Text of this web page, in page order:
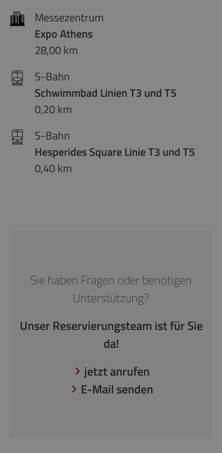
Messezentrum
Expo Athens
28,00 km
S-Bahn
Schwimmbad Linien T3 und T5
0,20 km
S-Bahn
Hesperides Square Linie T3 und T5
0,40 km
Sie haben Fragen oder benötigen
Unterstützung?
Unser Reservierungsteam ist für Sie
da!
jetzt anrufen
E-Mail senden